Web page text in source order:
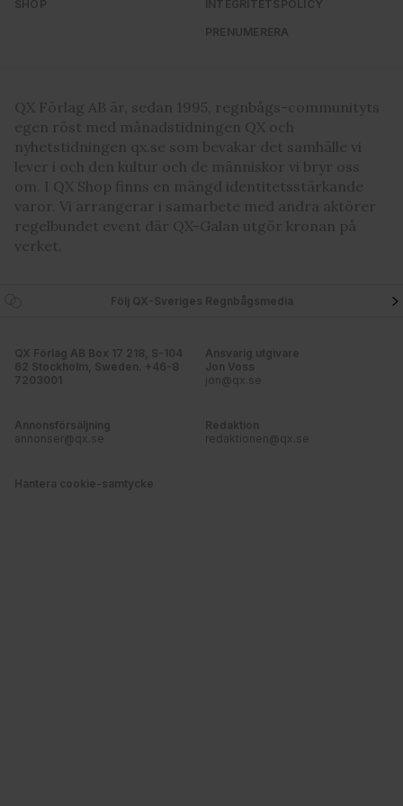
samlat in när du har använt deras tjänster. Du godkänner
våra cookies vid fortsatt användande av vår webbplats.
SHOP INTEGRITETSPOLICY
PRENUMERERA
QX Förlag AB är, sedan 1995, regnbågs-communityts
egen röst med månadstidningen QX och
nyhetstidningen qx.se som bevakar det samhälle vi
lever i och den kultur och de människor vi bryr oss
om. I QX Shop finns en mängd identitetsstärkande
varor. Vi arrangerar i samarbete med andra aktörer
regelbundet event där QX-Galan utgör kronan på
verket.
Följ QX-Sveriges Regnbågsmedia
QX Förlag AB Box 17 218, S-104
62 Stockholm, Sweden. +46-8
7203001
Ansvarig utgivare
Jon Voss
jon@qx.se
Annonsförsäljning
annonser@qx.se
Redaktion
redaktionen@qx.se
Hantera cookie-samtycke